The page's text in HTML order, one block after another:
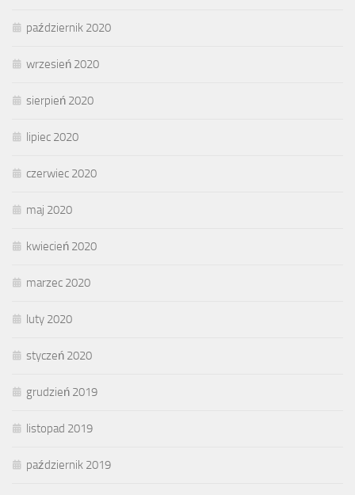
październik 2020
wrzesień 2020
sierpień 2020
lipiec 2020
czerwiec 2020
maj 2020
kwiecień 2020
marzec 2020
luty 2020
styczeń 2020
grudzień 2019
listopad 2019
październik 2019